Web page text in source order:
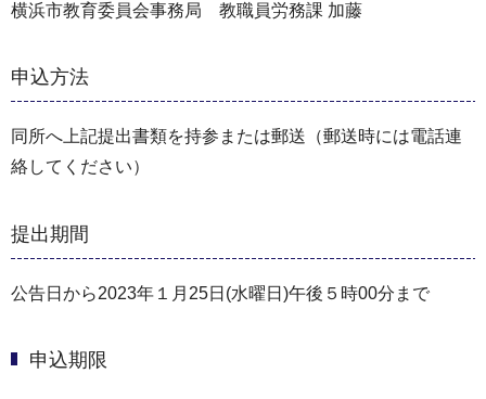
横浜市教育委員会事務局 教職員労務課 加藤
申込方法
同所へ上記提出書類を持参または郵送（郵送時には電話連
絡してください）
提出期間
公告日から2023年１月25日(水曜日)午後５時00分まで
申込期限